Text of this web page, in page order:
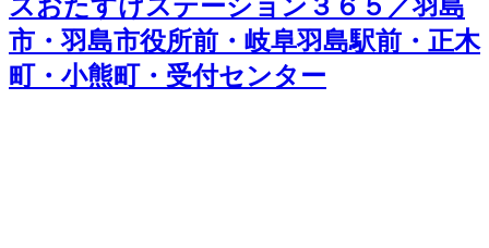
スおたすけステーション３６５／羽島
市・羽島市役所前・岐阜羽島駅前・正木
町・小熊町・受付センター